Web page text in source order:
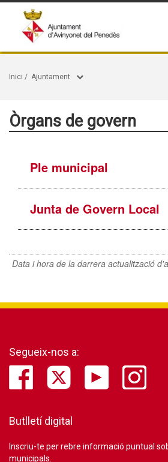
Inici / Ajuntament
Òrgans de govern
Ple municipal
Junta de Govern Local
Data i hora de la darrera actualització
Segueix-nos a:
Butlletí digital
Inscriu-te per rebre informació puntual
municipals.